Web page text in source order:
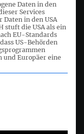
Committee e.V.
Daten in den
Services
in den USA
stuft die USA als ein
EU-Standards
US-Behörden
und Europäer eine
für die eine